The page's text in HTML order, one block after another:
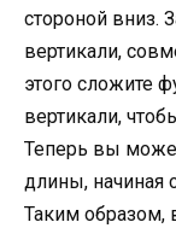
стороной вниз.
вертикали,
этого сложите
вертикали,
Теперь вы
длины, начиная
Таким образом,